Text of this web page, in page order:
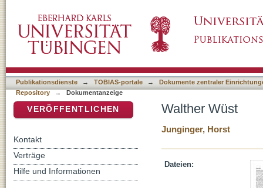
Publikationsdienste → TOBIAS-portale →
Dokumente zentraler
Repository
→ Dokumentanzeige
Walther Wüst
Junginger, Horst
Dateien:
VERÖFFENTLICHEN
Kontakt
Verträge
Hilfe und Informationen